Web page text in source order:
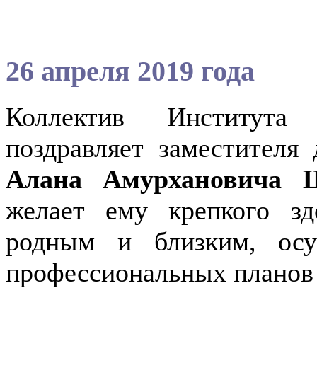
26 апреля 2019 года
Коллектив
поздравляет
Алана
желает ему крепкого
родным и близким,
профессиональных